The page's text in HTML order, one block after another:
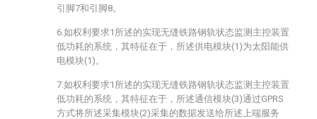
引脚7和引脚8。
6.如权利要求1所述的实现无缝铁路钢轨状态监测主控装置
低功耗的系统，其特征在于，所述供电模块(1)为太阳能供
电模块(1)。
7.如权利要求1所述的实现无缝铁路钢轨状态监测主控装置
低功耗的系统，其特征在于，所述通信模块(3)通过GPRS
方式将所述采集模块(2)采集的数据发送给所述上端服务